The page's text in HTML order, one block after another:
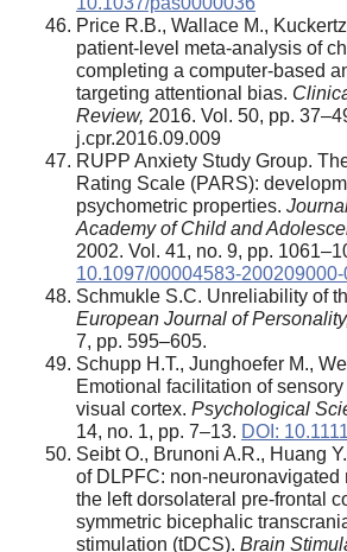
Price R.B., Wallace M.,
patient-level meta-analysis of
completing a computer-based
targeting attentional bias.
Review, 2016. Vol. 50, pp.
j.cpr.2016.09.009
RUPP Anxiety Study Group.
Rating Scale (PARS):
psychometric properties.
Academy of Child and
2002. Vol. 41, no. 9, pp.
10.1097/00004583-
Schmukle S.C. Unreliability of
European Journal of
7, pp. 595–605.
Schupp H.T., Junghoefer M.,
Emotional facilitation of
visual cortex. Psychological
14, no. 1, pp. 7–13. DOI:
Seibt O., Brunoni A.R., Huang
of DLPFC: non-neuronavigated
the left dorsolateral pre-frontal
symmetric bicephalic
stimulation (tDCS). Brain